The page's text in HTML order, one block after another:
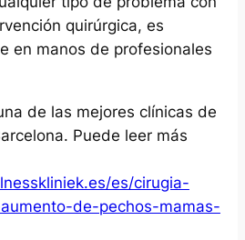
quirúrgica, es
en manos de profesionales
de las mejores clínicas de
Puede leer más
es/cirugia-
de-pechos-mamas-